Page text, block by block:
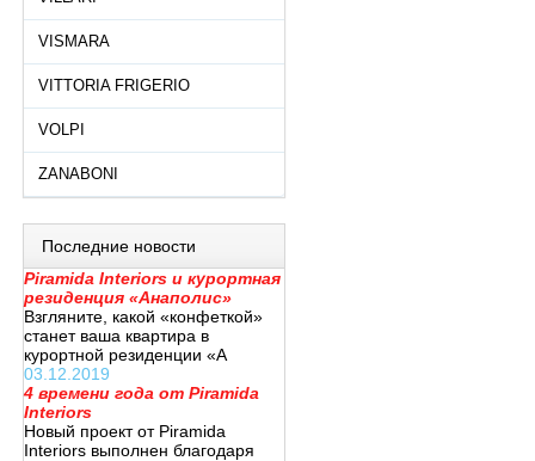
VISMARA
VITTORIA FRIGERIO
VOLPI
ZANABONI
Последние новости
Piramida Interiors и курортная
резиденция «Анаполис»
Взгляните, какой «конфеткой»
станет ваша квартира в
курортной резиденции «А
03.12.2019
4 времени года от Piramida
Interiors
Новый проект от Piramida
Interiors выполнен благодаря